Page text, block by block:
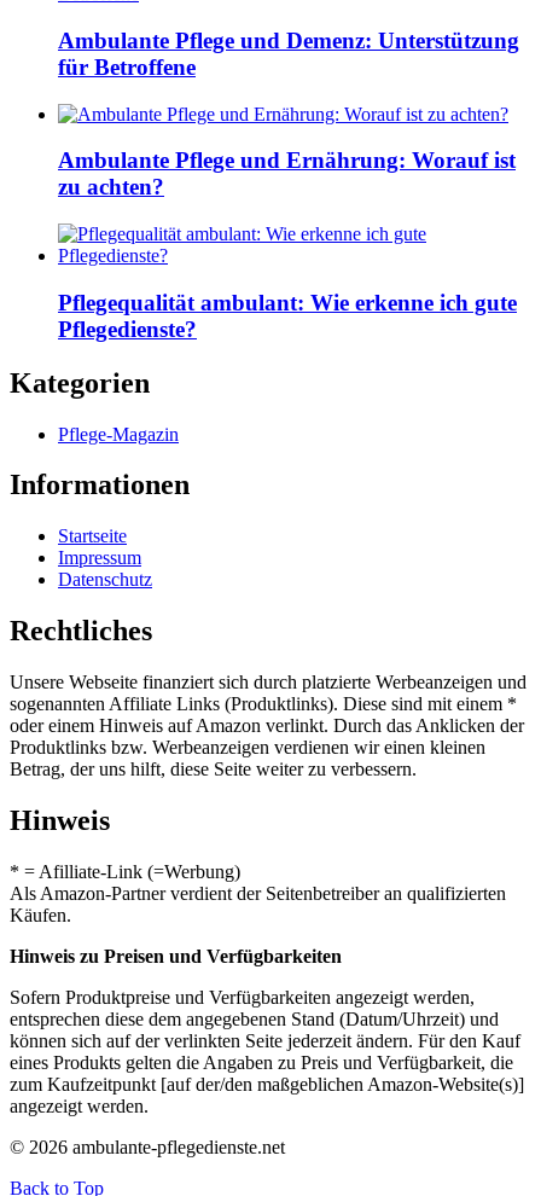
Ambulante Pflege und Demenz: Unterstützung
für Betroffene
Ambulante Pflege und Ernährung: Worauf ist
zu achten?
Pflegequalität ambulant: Wie erkenne ich gute
Pflegedienste?
Kategorien
Pflege-Magazin
Informationen
Startseite
Impressum
Datenschutz
Rechtliches
Unsere Webseite finanziert sich durch platzierte Werbeanzeigen und
sogenannten Affiliate Links (Produktlinks). Diese sind mit einem *
oder einem Hinweis auf Amazon verlinkt. Durch das Anklicken der
Produktlinks bzw. Werbeanzeigen verdienen wir einen kleinen
Betrag, der uns hilft, diese Seite weiter zu verbessern.
Hinweis
* = Afilliate-Link (=Werbung)
Als Amazon-Partner verdient der Seitenbetreiber an qualifizierten
Käufen.
Hinweis zu Preisen und Verfügbarkeiten
Sofern Produktpreise und Verfügbarkeiten angezeigt werden,
entsprechen diese dem angegebenen Stand (Datum/Uhrzeit) und
können sich auf der verlinkten Seite jederzeit ändern. Für den Kauf
eines Produkts gelten die Angaben zu Preis und Verfügbarkeit, die
zum Kaufzeitpunkt [auf der/den maßgeblichen Amazon-Website(s)]
angezeigt werden.
© 2026 ambulante-pflegedienste.net
Back to Top